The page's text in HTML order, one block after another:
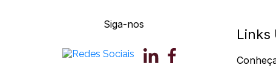
Siga-nos
Links